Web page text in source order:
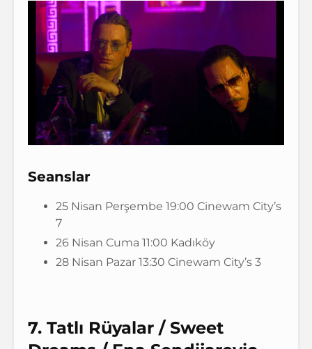
Seanslar
25 Nisan Perşembe 19:00 Cinewam City’s
7
26 Nisan Cuma 11:00 Kadıköy
28 Nisan Pazar 13:30 Cinewam City’s 3
7. Tatlı Rüyalar / Sweet